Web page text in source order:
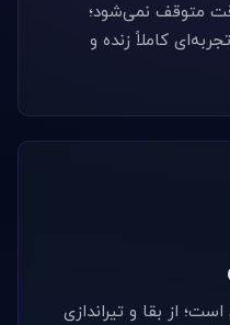
متوقف نمی‌شود؛
کاملاً زنده و
از بقا و تیراندازی